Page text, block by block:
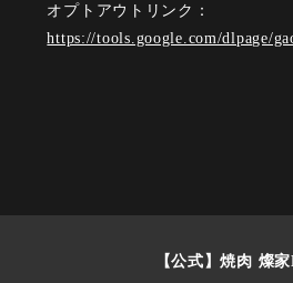
オプトアウトリンク：
https://tools.google.com/dlpage/
【公式】焼肉 燦